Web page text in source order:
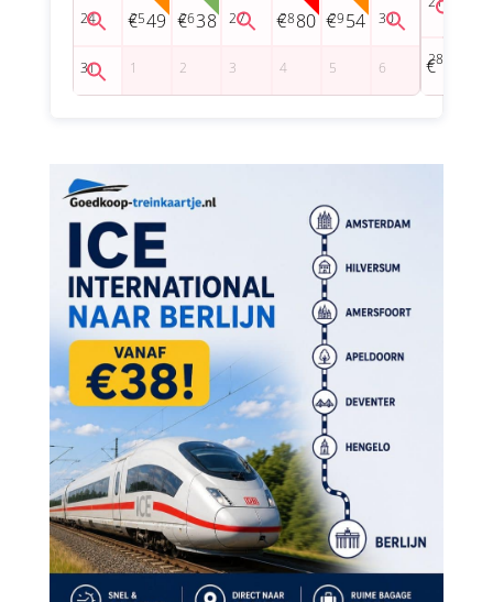
49 38 80 54
49